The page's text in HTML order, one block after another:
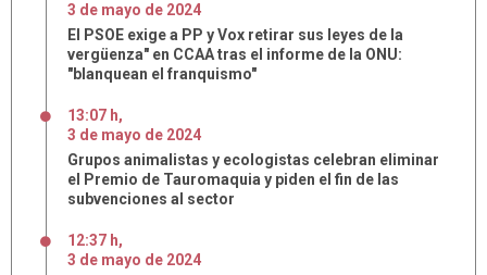
3 de mayo de 2024
El PSOE exige a PP y Vox retirar sus leyes de la
vergüenza" en CCAA tras el informe de la ONU:
"blanquean el franquismo"
13:07 h,
3 de mayo de 2024
Grupos animalistas y ecologistas celebran eliminar
el Premio de Tauromaquia y piden el fin de las
subvenciones al sector
12:37 h,
3 de mayo de 2024